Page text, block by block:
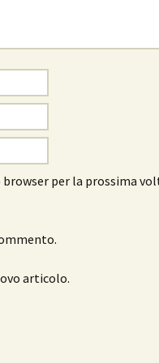
per la prossima
articolo.